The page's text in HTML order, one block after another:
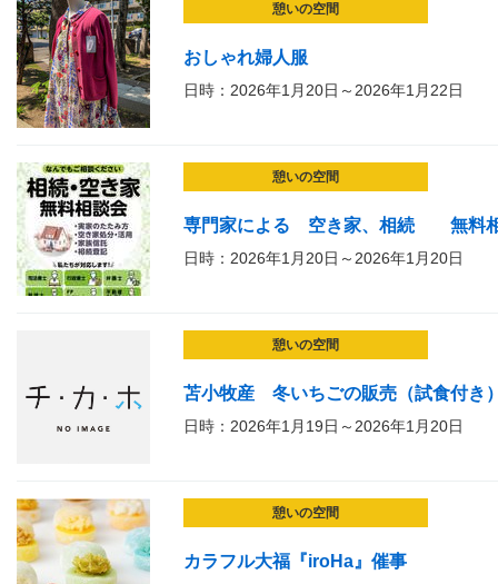
憩いの空間
おしゃれ婦人服
日時：2026年1月20日～2026年1月22日
憩いの空間
専門家による 空き家、相続 無料
日時：2026年1月20日～2026年1月20日
憩いの空間
苫小牧産 冬いちごの販売（試食付き
日時：2026年1月19日～2026年1月20日
憩いの空間
カラフル大福『iroHa』催事